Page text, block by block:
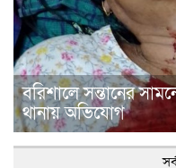
বরিশালে সন্তানের
থানায় অভিযোগ